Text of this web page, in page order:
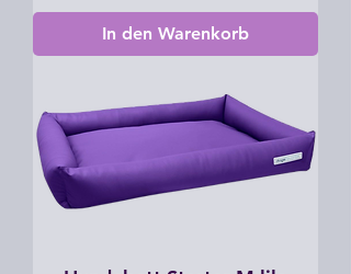
In den Warenkorb